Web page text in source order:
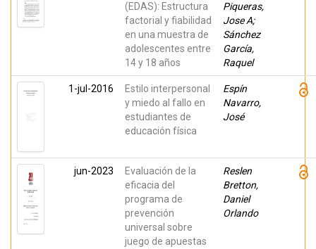
(EDAS): Estructura
factorial y fiabilidad
en una muestra de
adolescentes entre
14 y 18 años
Piqueras,
Jose A;
Sánchez
García,
Raquel
1-jul-2016
Estilo interpersonal
y miedo al fallo en
estudiantes de
educación física
Espín
Navarro,
José
jun-2023
Evaluación de la
eficacia del
programa de
prevención
universal sobre
juego de apuestas
Reslen
Bretton,
Daniel
Orlando